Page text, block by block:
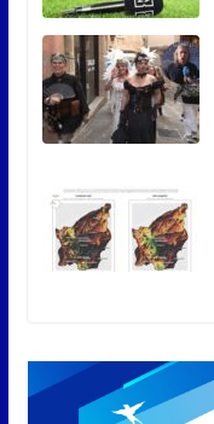
San Marino, stop